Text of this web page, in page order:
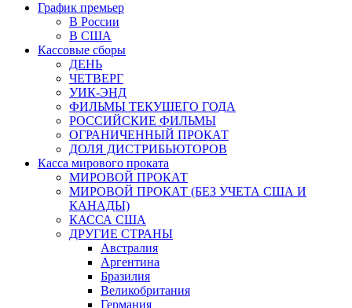
График премьер
В России
В США
Кассовые сборы
ДЕНЬ
ЧЕТВЕРГ
УИК-ЭНД
ФИЛЬМЫ ТЕКУЩЕГО ГОДА
РОССИЙСКИЕ ФИЛЬМЫ
ОГРАНИЧЕННЫЙ ПРОКАТ
ДОЛЯ ДИСТРИБЬЮТОРОВ
Касса мирового проката
МИРОВОЙ ПРОКАТ
МИРОВОЙ ПРОКАТ (БЕЗ УЧЕТА США И
КАНАДЫ)
КАССА США
ДРУГИЕ СТРАНЫ
Австралия
Аргентина
Бразилия
Великобритания
Германия